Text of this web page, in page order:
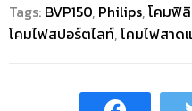
Tags: BVP150, Philips,โคมฟิ
โคมไฟสปอร์ตไลท์,โคมไฟสาด